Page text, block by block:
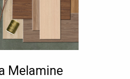
Melamine